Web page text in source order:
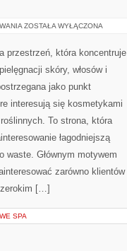
DERMOKOSMETYKI
PROBLEMATYCZNA
ZOSTAŁA WYŁĄCZONA
przestrzeń, która koncentruje
skóry, włosów i
jako punkt
interesują się kosmetykami
To strona, która
łagodniejszą
Głównym motywem
zarówno klientów
[…]
SPA